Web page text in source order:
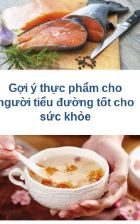
Gợi ý thực phẩm cho
tiểu đường tốt cho
sức khỏe